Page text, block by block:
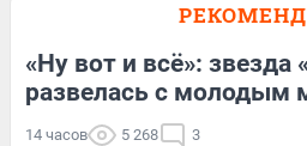
«Ну вот и всё»: звезда
развелась с молодым
14 часов 5 268 3